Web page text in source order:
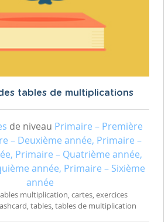
tables de multiplications
de niveau Primaire – Première
– Deuxième année, Primaire –
Primaire – Quatrième année,
année, Primaire – Sixième
année
multiplication, cartes, exercices
tables, tables de multiplication